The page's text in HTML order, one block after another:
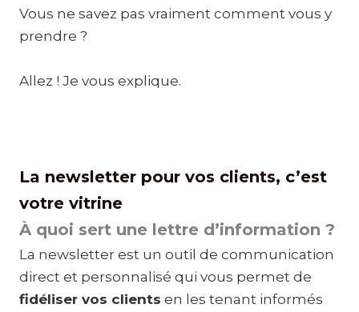
Vous ne savez pas vraiment comment vous y
prendre ?
Allez ! Je vous explique.
La newsletter pour vos clients, c’est
votre vitrine
À quoi sert une lettre d’information ?
La newsletter est un outil de communication
direct et personnalisé qui vous permet de
fidéliser vos clients en les tenant informés